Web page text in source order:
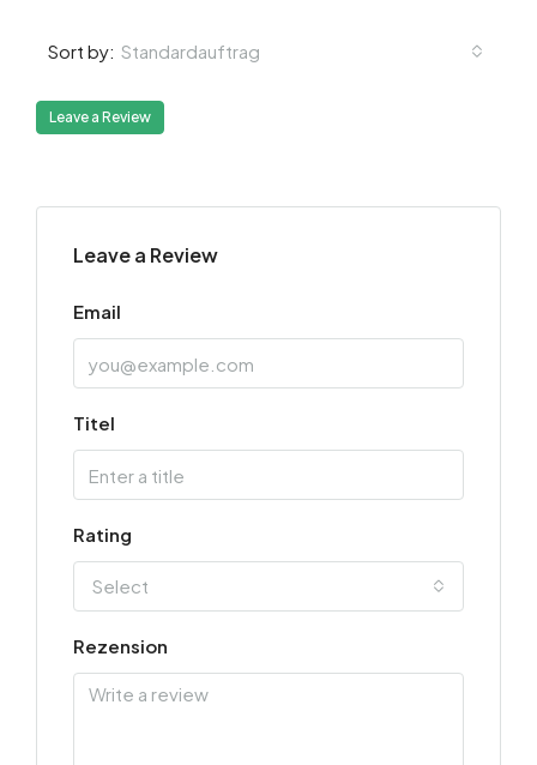
Sort by: Standardauftrag
Leave a Review
Leave a Review
Email
Titel
Rating
Select
Rezension